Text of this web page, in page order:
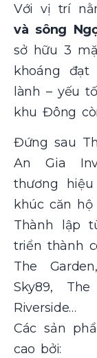
Với vị trí
và sông
sở hữu 3
khoáng
lành – yếu
khu Đông
Đứng sau
An Gia
thương
khúc căn
Thành lập
triển thành
The
Sky89,
Riverside…
Các sản
cao bởi: